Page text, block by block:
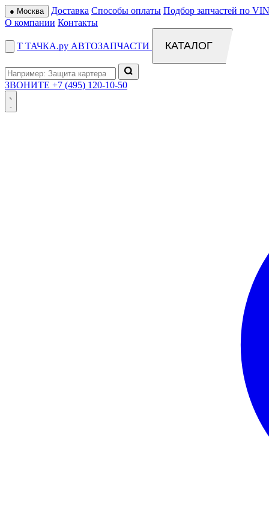
● Москва Доставка Способы оплаты Подбор запчастей по
О компании Контакты
Т ТАЧКА.ру АВТОЗАПЧАСТИ КАТАЛОГ
ЗВОНИТЕ +7 (495) 120-10-50